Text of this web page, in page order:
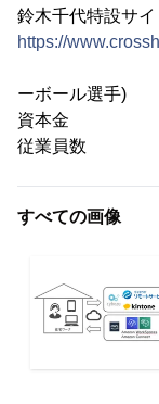
鈴木千代特設サイ
https://
(クロス
ーボール選手)
資本金 ： 3
従業員数 ：
すべての画像